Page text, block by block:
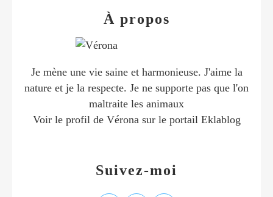
Suivez-moi
À propos
Je mène une vie saine et harmonieuse. J'aime la
nature et je la respecte. Je ne supporte pas que l'on
maltraite les animaux
Voir le profil de Véronasur le portail Eklablog